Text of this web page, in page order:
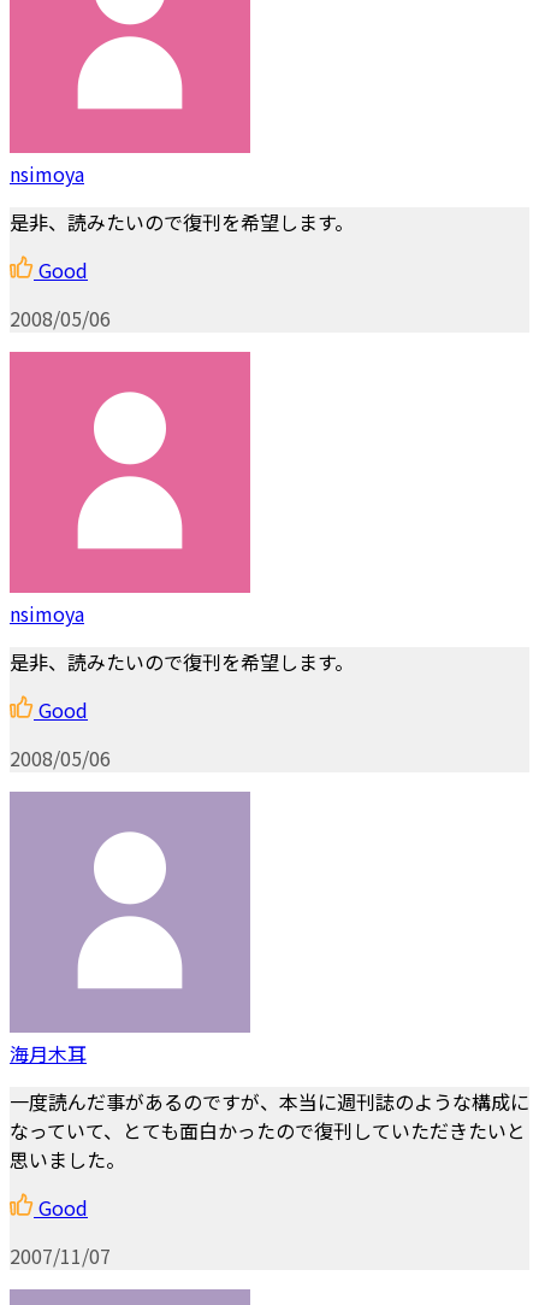
nsimoya
是非、読みたいので復刊を希望します。
Good
2008/05/06
nsimoya
是非、読みたいので復刊を希望します。
Good
2008/05/06
海月木耳
一度読んだ事があるのですが、本当に週刊誌のような構成に
なっていて、とても面白かったので復刊していただきたいと
思いました。
Good
2007/11/07